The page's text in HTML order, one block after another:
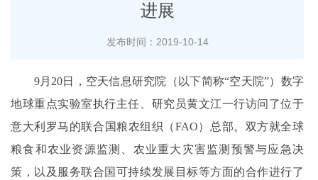
进展
发布时间：2019-10-14
9月20日，空天信息研究院（以下简称“空天院”）数字
地球重点实验室执行主任、研究员黄文江一行访问了位于
意大利罗马的联合国粮农组织（FAO）总部。双方就全球
粮食和农业资源监测、农业重大灾害监测预警与应急决
策，以及服务联合国可持续发展目标等方面的合作进行了